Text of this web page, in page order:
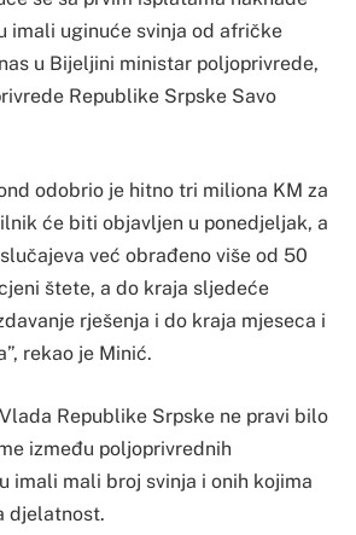
imali uginuće svinja od afričke
u Bijeljini ministar poljoprivrede,
Republike Srpske Savo
odobrio je hitno tri miliona KM za
će biti objavljen u ponedjeljak, a
već obrađeno više od 50
štete, a do kraja sljedeće
rješenja i do kraja mjeseca i
rekao je Minić.
Republike Srpske ne pravi bilo
između poljoprivrednih
imali mali broj svinja i onih kojima
djelatnost.